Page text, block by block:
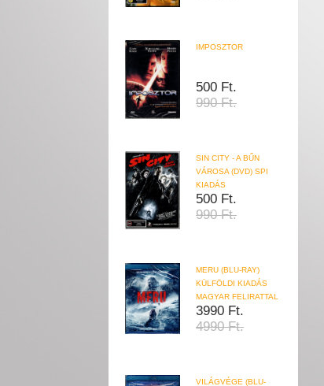
IMPOSZTOR
500 Ft.
990 Ft.
SIN CITY - A BŰN
VÁROSA (DVD) SPI
KIADÁS
500 Ft.
990 Ft.
MERU (BLU-RAY)
KÜLFÖLDI KIADÁS
MAGYAR FELIRATTAL
3990 Ft.
4990 Ft.
VILÁGVÉGE (BLU-